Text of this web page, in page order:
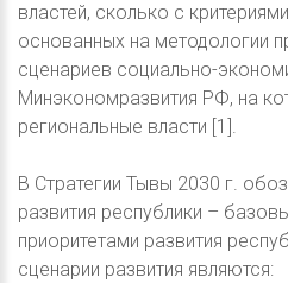
властей, сколько с
основанных на методологии
сценариев социально-
Минэкономразвития РФ, на
региональные власти [1].
В Стратегии Тывы 2030 г.
развития республики –
приоритетами развития
сценарии развития являются: